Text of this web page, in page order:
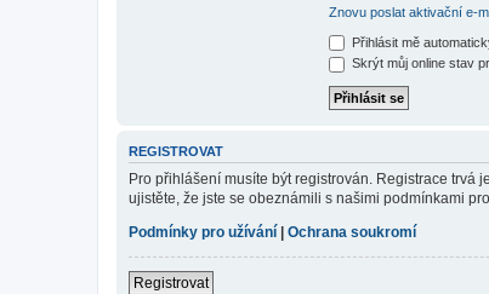
Znovu poslat aktivační e-
Přihlásit mě
Skrýt můj online stav
REGISTROVAT
Pro přihlášení musíte být registrován. Registrace trvá
ujistěte, že jste se obeznámili s našimi podmínkami
Podmínky pro užívání
Ochrana soukromí
Registrovat